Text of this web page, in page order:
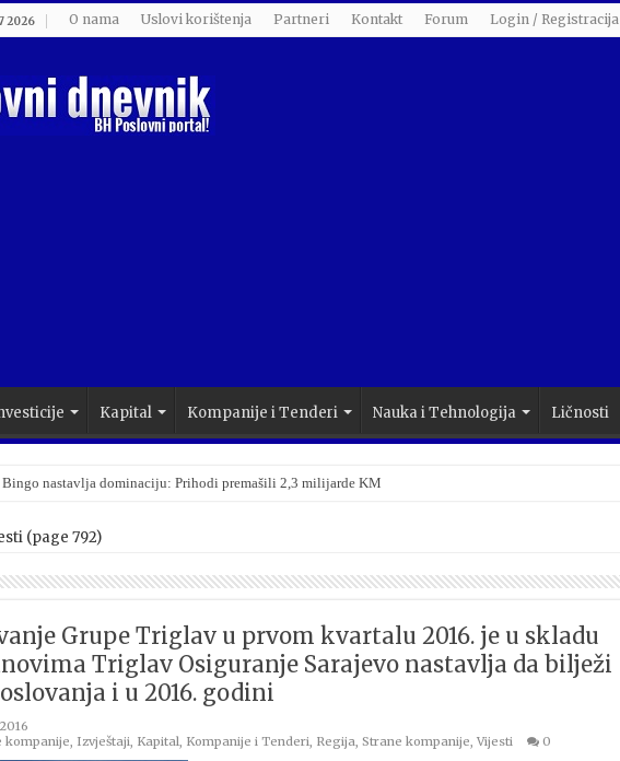
2026 O nama Uslovi korištenja Partneri Kontakt Forum Login / Registracija
Kapital Kompanije i Tenderi Nauka i Tehnologija Ličnosti
Bingo nastavlja dominaciju: Prihodi premašili 2,3 milijarde KM
(page 792)
Grupe Triglav u prvom kvartalu 2016. je u skladu
Triglav Osiguranje Sarajevo nastavlja da bilježi
i u 2016. godini
kompanije, Izvještaji, Kapital, Kompanije i Tenderi, Regija, Strane kompanije, Vijesti 0